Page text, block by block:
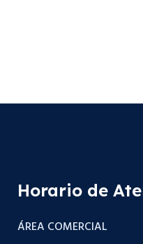
Horario de
ÁREA COMERCIAL